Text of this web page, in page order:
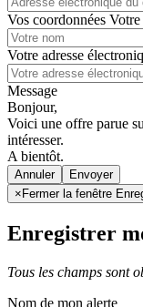
Vos coordonnées
Votre adresse
Message
Bonjour,
Voici une offre parue
intéresser.
A bientôt.
Annuler
× Fermer la fenêtre
Enregistrer
Tous les champs sont
Nom de mon alerte